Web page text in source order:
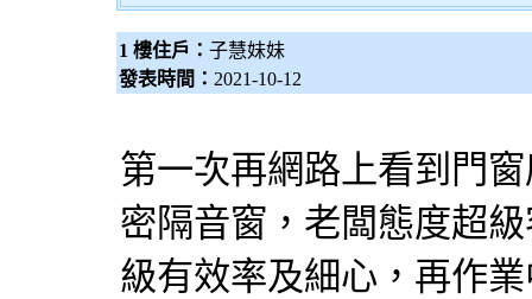
1 樓住戶： 子慧妹妹
發表時間： 2021-10-12
第一次再網路上看到門
密隔音窗 ，老闆態度超
級有效率及細心，再作